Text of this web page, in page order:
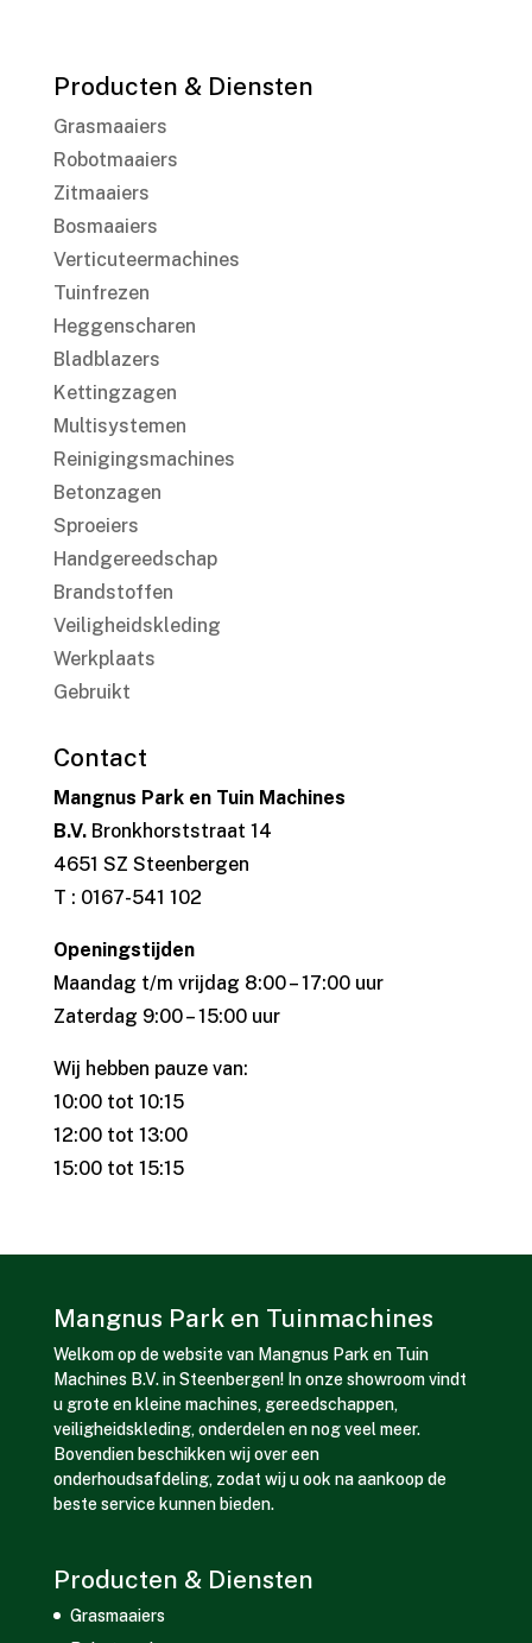
Producten & Diensten
Grasmaaiers
Robotmaaiers
Zitmaaiers
Bosmaaiers
Verticuteermachines
Tuinfrezen
Heggenscharen
Bladblazers
Kettingzagen
Multisystemen
Reinigingsmachines
Betonzagen
Sproeiers
Handgereedschap
Brandstoffen
Veiligheidskleding
Werkplaats
Gebruikt
Contact
Mangnus Park en Tuin Machines
B.V.Bronkhorststraat 14
4651 SZ Steenbergen
T : 0167-541 102
Openingstijden
Maandag t/m vrijdag 8:00 – 17:00 uur
Zaterdag 9:00 – 15:00 uur
Wij hebben pauze van:
10:00 tot 10:15
12:00 tot 13:00
15:00 tot 15:15
Mangnus Park en Tuinmachines
Welkom op de website van Mangnus Park en Tuin
Machines B.V. in Steenbergen! In onze showroom vindt
u grote en kleine machines, gereedschappen,
veiligheidskleding, onderdelen en nog veel meer.
Bovendien beschikken wij over een
onderhoudsafdeling, zodat wij u ook na aankoop de
beste service kunnen bieden.
Producten & Diensten
Grasmaaiers